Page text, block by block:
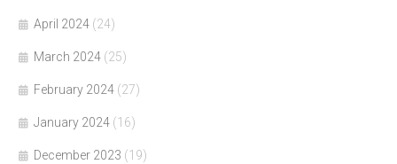
April 2024 (24)
March 2024 (25)
February 2024 (27)
January 2024 (16)
December 2023 (19)